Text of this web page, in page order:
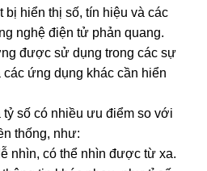
bị hiển thị số, tín hiệu và các
nghệ điện tử phản quang.
được sử dụng trong các sự
các ứng dụng khác cần hiển
tỷ số có nhiều ưu điểm so với
thống, như:
nhìn, có thể nhìn được từ xa.